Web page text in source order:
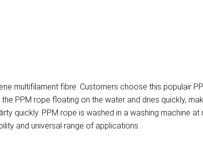
multifilament fibre. Customers choose this populair
PPM rope floating on the water and dries quickly,
quickly. PPM rope is washed in a washing machine
and universal range of applications.